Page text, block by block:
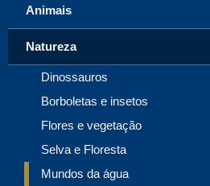
Animais
Natureza
Dinossauros
Borboletas e insetos
Flores e vegetação
Selva e Floresta
Mundos da água